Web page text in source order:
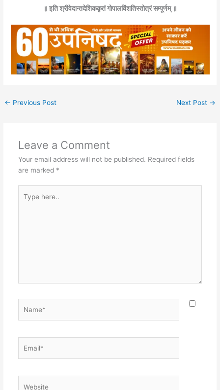
॥ इति श्रीवेदान्तदेशिककृतं गोपालविंशतिस्तोत्रं सम्पूर्णम् ॥
← Previous Post Next Post →
Leave a Comment
Your email address will not be published. Required fields
are marked *
here..